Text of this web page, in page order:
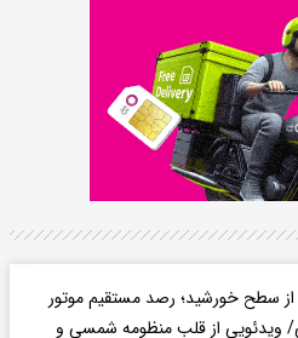
از سطح خورشید؛ رصد مستقیم موتور
ویدئویی از قلب منظومه شمسی و